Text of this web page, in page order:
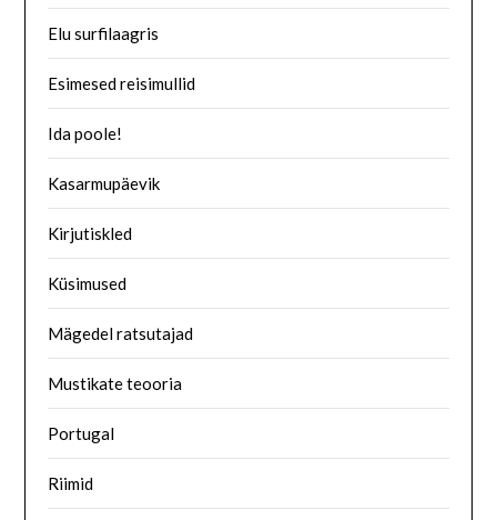
Elu surfilaagris
Esimesed reisimullid
Ida poole!
Kasarmupäevik
Kirjutiskled
Küsimused
Mägedel ratsutajad
Mustikate teooria
Portugal
Riimid